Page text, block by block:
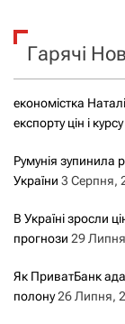
к
Гарячі
економістка
експорту цін і курсу
Румунія зупинила
України 3 Серпня,
В Україні зросли
прогнози 29
Як ПриватБанк
полону26 Липня,